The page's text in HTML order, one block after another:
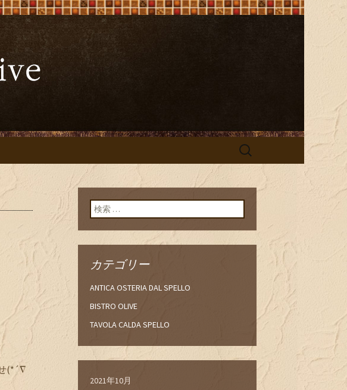
（ビストロ オ
検
(*´∇
検索:
カテゴリー
ANTICA OSTERIA DAL SPELLO
BISTRO OLIVE
TAVOLA CALDA SPELLO
2021年10月